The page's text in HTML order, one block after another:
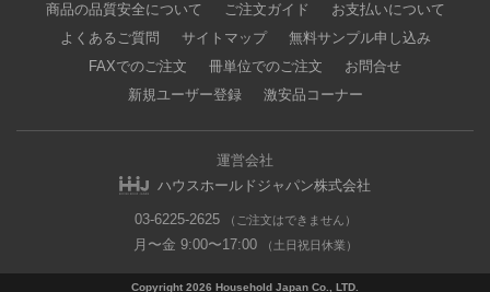
商品の品質安全について
ご注文ガイド
お支払いについて
よくあるご質問
サイトマップ
無料サンプル申し込み
FAXでのご注文
冊単位でのご注文
お問合せ
新規ユーザー登録
激安品コーナー
運営会社
ハウスホールドジャパン株式会社
03-6225-2625 （ご注文はできません）
月〜金 9:00〜17:00 （土日祝日休業）
Copyright 2026 Household Japan Co., LTD.